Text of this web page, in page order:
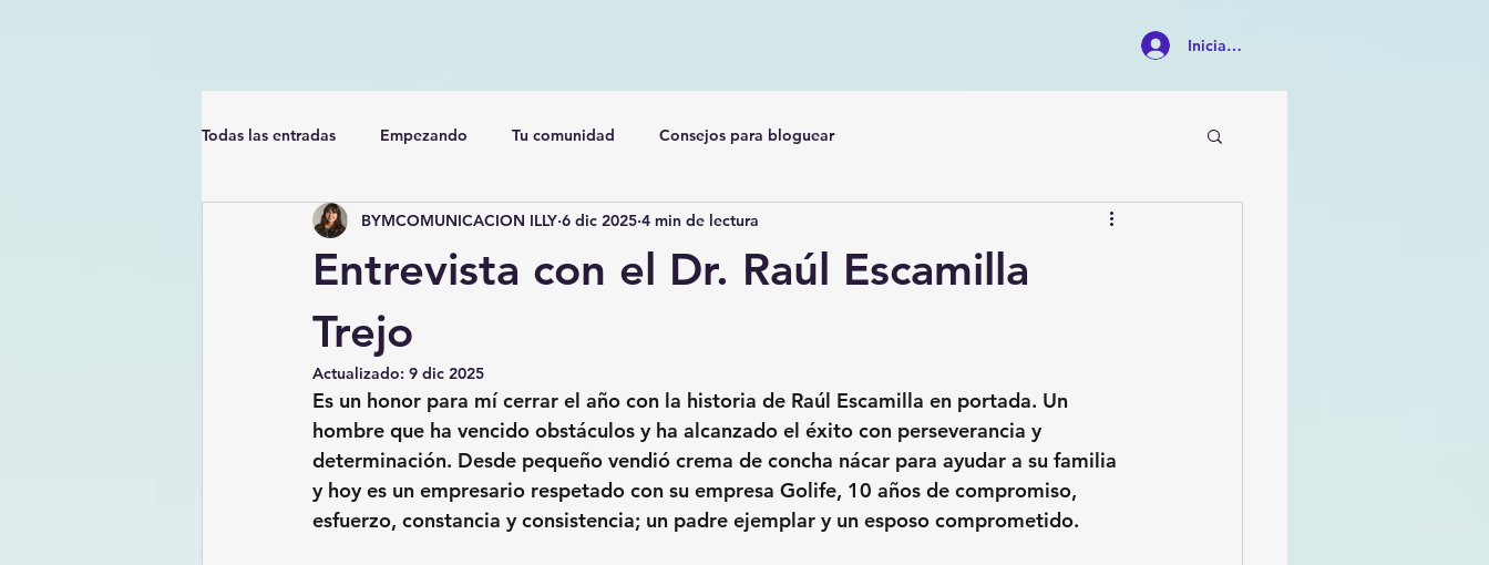
Iniciar sesión
Todas las entradas Empezando Tu comunidad Consejos para bloguear
Entrevista con el Dr. Raúl Escamilla
Trejo
BYMCOMUNICACION ILLY 6 dic 2025 4 min de lectura
Actualizado: 9 dic 2025
Es un honor para mí cerrar el año con la historia de Raúl Escamilla en portada. Un
hombre que ha vencido obstáculos y ha alcanzado el éxito con perseverancia y
determinación. Desde pequeño vendió crema de concha nácar para ayudar a su familia
y hoy es un empresario respetado con su empresa Golife, 10 años de compromiso,
esfuerzo, constancia y consistencia; un padre ejemplar y un esposo comprometido.